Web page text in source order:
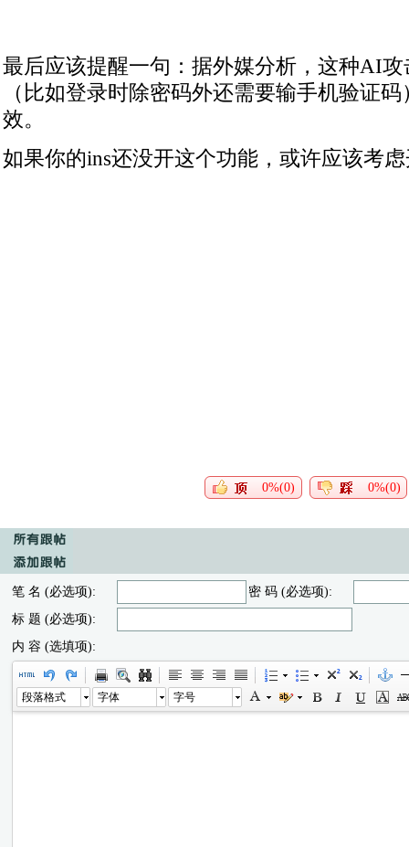
最后应该提醒一句：据外媒分析，这种AI
（比如登录时除密码外还需要输手机验证
效。
如果你的ins还没开这个功能，或许应该考
0%(0) 0%(0)
笔 名 (必选项):
密 码 (必选项):
标 题 (必选项):
内 容 (选填项):
段落格式 字体 字号